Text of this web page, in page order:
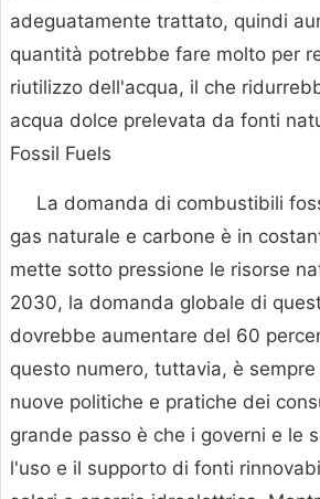
adeguatamente trattato, quindi
quantità potrebbe fare molto per
riutilizzo dell'acqua, il che
acqua dolce prelevata da fonti
Fossil Fuels
La domanda di combustibili
gas naturale e carbone è in
mette sotto pressione le risorse
2030, la domanda globale di
dovrebbe aumentare del 60
questo numero, tuttavia, è
nuove politiche e pratiche dei
grande passo è che i governi e le
l'uso e il supporto di fonti